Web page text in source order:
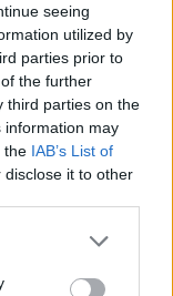
seeing
utilized by
parties prior to
the further
third parties on the
information may
the IAB’s List of
it to other
or more Google
You may click to